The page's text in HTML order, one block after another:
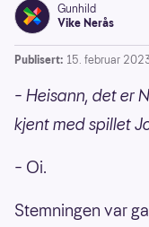
Gunhild
Vike Nerås
Publisert: 15. februar
– Heisann, det er
kjent med spillet
– Oi.
Stemningen var